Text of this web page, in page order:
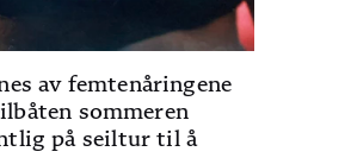
av femtenåringene
sommeren
på seiltur til å